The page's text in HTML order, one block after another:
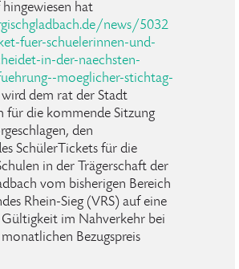
hat
news/5032
fuer-schuelerinnen-und-
in-der-naechsten-
moeglicher-stichtag-
wird dem rat der Stadt
für die kommende Sitzung
den
SchülerTickets für die
in der Trägerschaft der
vom bisherigen Bereich
Rhein-Sieg (VRS) auf eine
im Nahverkehr bei
Bezugspreis